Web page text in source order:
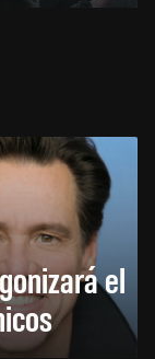
el